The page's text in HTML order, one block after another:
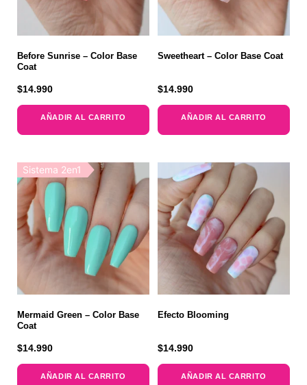
Before Sunrise – Color Base
Coat
$14.990
AÑADIR AL CARRITO
Sweetheart – Color Base Coat
$14.990
AÑADIR AL CARRITO
Sistema 2en1
Mermaid Green – Color Base
Coat
$14.990
AÑADIR AL CARRITO
Efecto Blooming
$14.990
AÑADIR AL CARRITO